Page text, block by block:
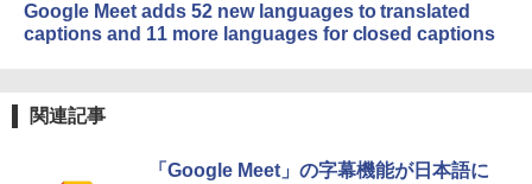
Google Meet adds 52 new languages to translated
captions and 11 more languages for closed captions
関連記事
「Google Meet」の字幕機能が日本語に